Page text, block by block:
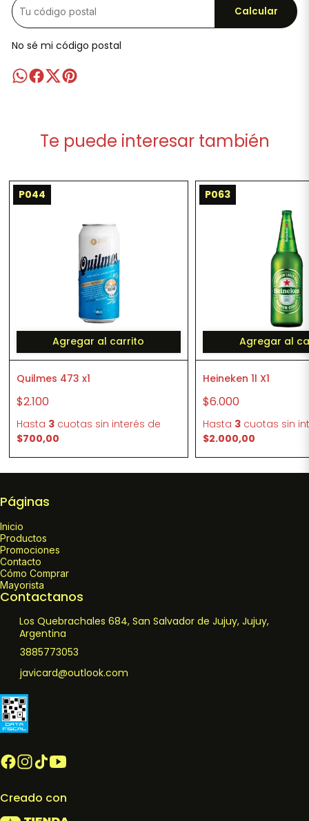
Calcular
No sé mi código postal
Te puede interesar también
P044
Agregar al carrito
Quilmes 473 x1
$2.100
Hasta 3cuotas sin interés de
$700,00
P063
Agregar al
Heineken 1l X1
$6.000
Hasta 3 cuotas sin
$2.000,00
Páginas
Inicio
Productos
Promociones
Contacto
Cómo Comprar
Mayorista
Contactanos
Los Quebrachales 684, San Salvador de Jujuy, Jujuy,
Argentina
3885773053
javicard@outlook.com
Creado con